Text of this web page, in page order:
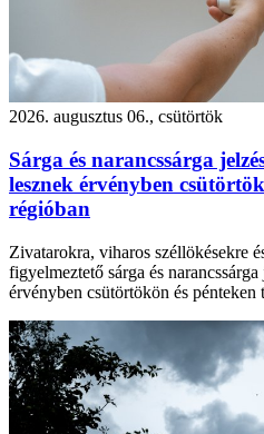
2026. augusztus 06., csütörtök
Sárga és narancssárga
lesznek érvényben
régióban
Zivatarokra, viharos széllökésekre
figyelmeztető sárga és
érvényben csütörtökön és pénteken